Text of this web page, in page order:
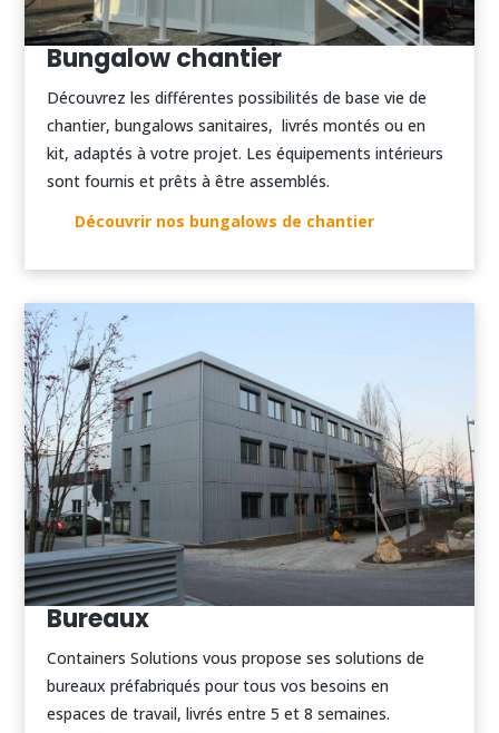
Bungalow chantier
Découvrez les différentes possibilités de base vie de
chantier, bungalows sanitaires, livrés montés ou en
kit, adaptés à votre projet. Les équipements intérieurs
sont fournis et prêts à être assemblés.
Découvrir nos bungalows de chantier
Bureaux
Containers Solutions vous propose ses solutions de
bureaux préfabriqués pour tous vos besoins en
espaces de travail, livrés entre 5 et 8 semaines.